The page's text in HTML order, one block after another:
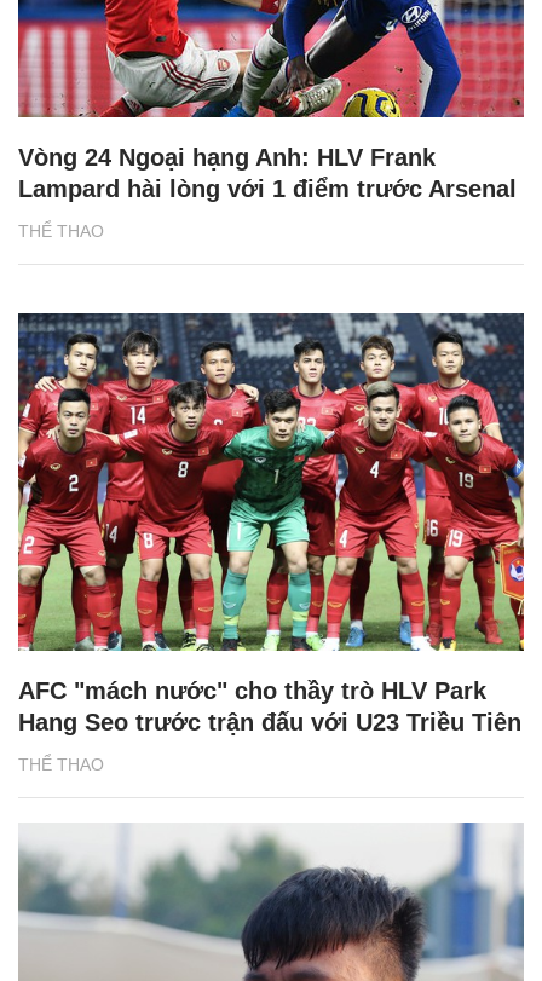
THỂ THAO
Vòng 24 Ngoại hạng Anh: HLV Frank
Lampard hài lòng với 1 điểm trước Arsenal
THỂ THAO
AFC "mách nước" cho thầy trò HLV Park
Hang Seo trước trận đấu với U23 Triều Tiên